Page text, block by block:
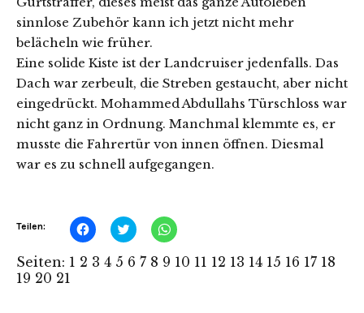
sinnlose Zubehör kann ich jetzt nicht mehr
belächeln wie früher.
Eine solide Kiste ist der Landcruiser jedenfalls. Das
Dach war zerbeult, die Streben gestaucht, aber nicht
eingedrückt. Mohammed Abdullahs Türschloss war
nicht ganz in Ordnung. Manchmal klemmte es, er
musste die Fahrertür von innen öffnen. Diesmal
war es zu schnell aufgegangen.
Teilen: Klick,
um
Facebook
zu
Klick,
um
Twitter
zu
Klicken,
um
WhatsApp
zu
Seiten: 1 2 3 4 5 6 7 8 9 10 11 12 13 14 15 16 17 18
19 20 21